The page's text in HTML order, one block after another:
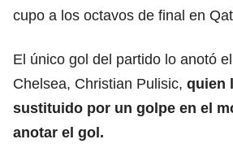
cupo a los octavos de final en
El único gol del partido lo anotó
Chelsea, Christian Pulisic, quien
sustituido por un golpe en el
anotar el gol.